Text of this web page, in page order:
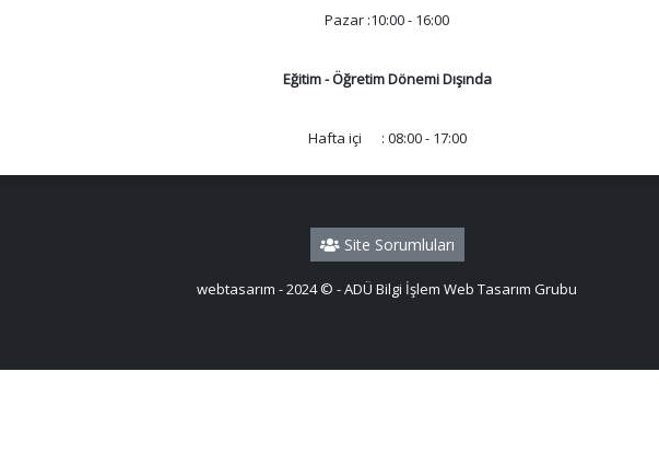
Pazar :10:00 - 16:00
Eğitim - Öğretim Dönemi Dışında
Hafta içi : 08:00 - 17:00
Site Sorumluları
webtasarım - 2024 © - ADÜ Bilgi İşlem Web Tasarım Grubu